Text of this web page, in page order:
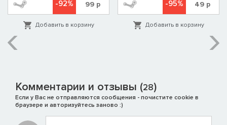
-92% 99р
Добавить в корзину
-95% 49 р
Добавить в корзину
Комментарии и отзывы (28)
Если у Вас не отправляются сообщения - почистите cookie в
браузере и авторизуйтесь заново :)